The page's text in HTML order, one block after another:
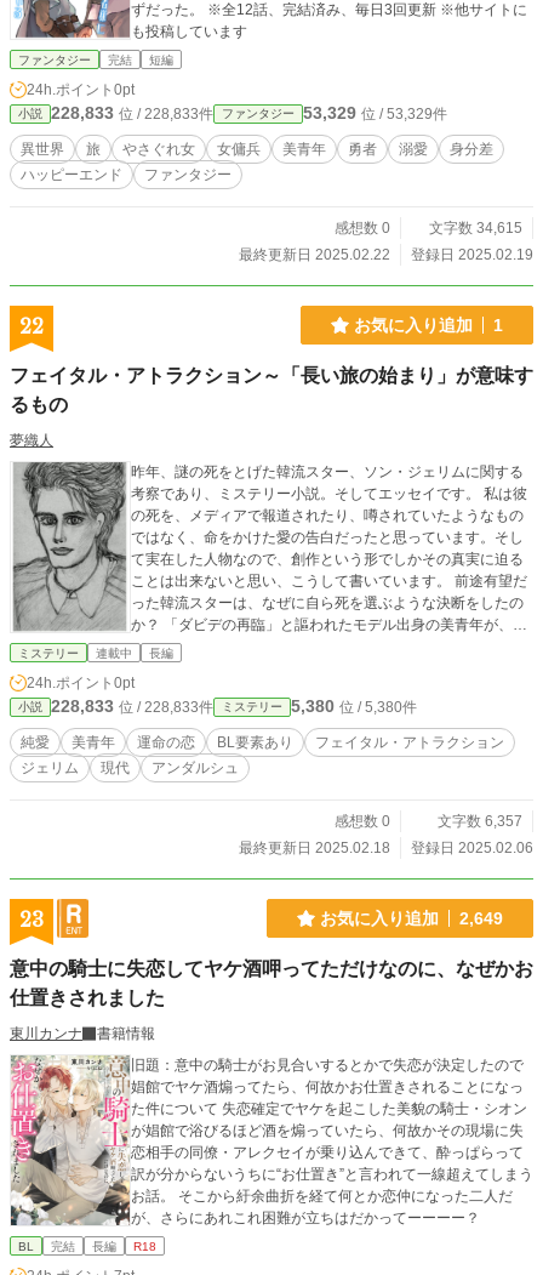
ずだった。 ※全12話、完結済み、毎日3回更新 ※他サイトに
も投稿しています
ファンタジー 完結 短編
24h.ポイント 0pt
小説 228,833 位 / 228,833件 ファンタジー 53,329 位 / 53,329件
異世界 旅 やさぐれ女 女傭兵 美青年 勇者 溺愛
身分差
ハッピーエンド
ファンタジー
感想数 0
文字数 34,615
最終更新日 2025.02.22
登録日 2025.02.19
22 お気に入り追加 1
フェイタル・アトラクション～「長い旅の始まり」が意味す
るもの
夢織人
昨年、謎の死をとげた韓流スター、ソン・ジェリムに関する
考察であり、ミステリー小説。そしてエッセイです。 私は彼
の死を、メディアで報道されたり、噂されていたようなもの
ではなく、命をかけた愛の告白だったと思っています。そし
て実在した人物なので、創作という形でしかその真実に迫る
ことは出来ないと思い、こうして書いています。 前途有望だ
った韓流スターは、なぜに自ら死を選ぶような決断をしたの
か？ 「ダビデの再臨」と謳われたモデル出身の美青年が、本
当に恋して愛した心の恋人は、いったい誰だったのか？
ミステリー 連載中 長編
24h.ポイント 0pt
小説 228,833 位 / 228,833件 ミステリー 5,380 位 / 5,380件
純愛 美青年 運命の恋 BL要素あり
フェイタル・アトラクション
ジェリム
現代 アンダルシュ
感想数 0
文字数 6,357
最終更新日 2025.02.18
登録日 2025.02.06
23 お気に入り追加 2,649
意中の騎士に失恋してヤケ酒呷ってただけなのに、なぜかお
仕置きされました
東川カンナ
書籍情報
旧題：意中の騎士がお見合いするとかで失恋が決定したので
娼館でヤケ酒煽ってたら、何故かお仕置きされることになっ
た件について 失恋確定でヤケを起こした美貌の騎士・シオン
が娼館で浴びるほど酒を煽っていたら、何故かその現場に失
恋相手の同僚・アレクセイが乗り込んできて、酔っぱらって
訳が分からないうちに“お仕置き”と言われて一線超えてしまう
お話。 そこから紆余曲折を経て何とか恋仲になった二人だ
が、さらにあれこれ困難が立ちはだかってーーーー？
BL 完結 長編 R18